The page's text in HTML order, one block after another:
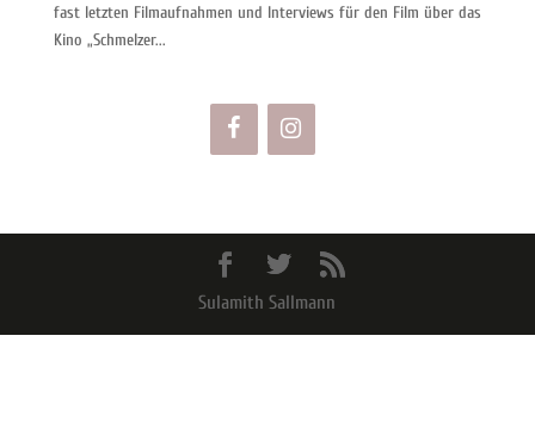
fast letzten Filmaufnahmen und Interviews für den Film über das
Kino „Schmelzer...
Sulamith Sallmann